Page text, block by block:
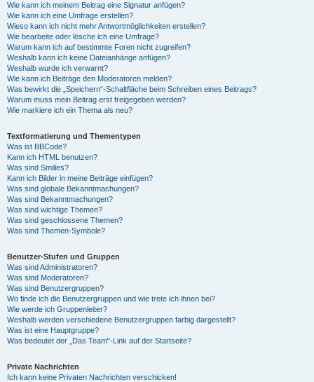
Wie kann ich meinem Beitrag eine Signatur anfügen?
Wie kann ich eine Umfrage erstellen?
Wieso kann ich nicht mehr Antwortmöglichkeiten erstellen?
Wie bearbeite oder lösche ich eine Umfrage?
Warum kann ich auf bestimmte Foren nicht zugreifen?
Weshalb kann ich keine Dateianhänge anfügen?
Weshalb wurde ich verwarnt?
Wie kann ich Beiträge den Moderatoren melden?
Was bewirkt die „Speichern“-Schaltfläche beim Schreiben eines Beitrags?
Warum muss mein Beitrag erst freigegeben werden?
Wie markiere ich ein Thema als neu?
Textformatierung und Thementypen
Was ist BBCode?
Kann ich HTML benutzen?
Was sind Smilies?
Kann ich Bilder in meine Beiträge einfügen?
Was sind globale Bekanntmachungen?
Was sind Bekanntmachungen?
Was sind wichtige Themen?
Was sind geschlossene Themen?
Was sind Themen-Symbole?
Benutzer-Stufen und Gruppen
Was sind Administratoren?
Was sind Moderatoren?
Was sind Benutzergruppen?
Wo finde ich die Benutzergruppen und wie trete ich ihnen bei?
Wie werde ich Gruppenleiter?
Weshalb werden verschiedene Benutzergruppen farbig dargestellt?
Was ist eine Hauptgruppe?
Was bedeutet der „Das Team“-Link auf der Startseite?
Private Nachrichten
Ich kann keine Privaten Nachrichten verschicken!